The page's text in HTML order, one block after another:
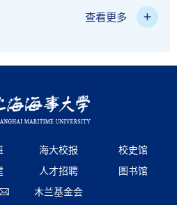
查看更多
海大校报
校史馆
人才招聘
图书馆
木兰基金会